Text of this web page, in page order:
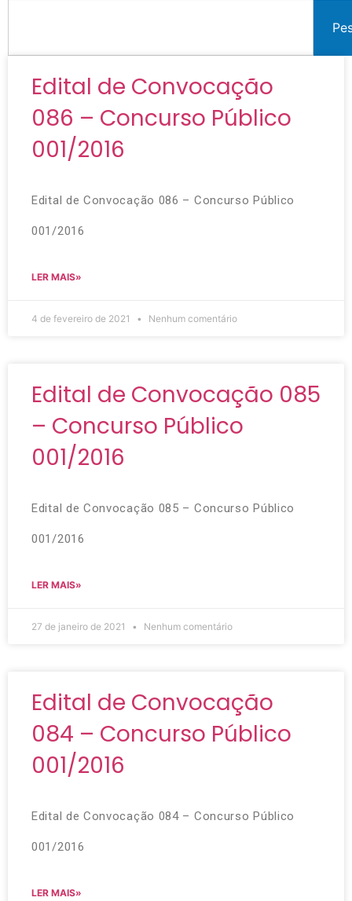
Edital de Convocação
086 – Concurso Público
001/2016
Edital de Convocação 086 – Concurso Público
001/2016
LER MAIS»
4 de fevereiro de 2021 Nenhum comentário
Edital de Convocação 085
– Concurso Público
001/2016
Edital de Convocação 085 – Concurso Público
001/2016
LER MAIS»
27 de janeiro de 2021 Nenhum comentário
Edital de Convocação
084 – Concurso Público
001/2016
Edital de Convocação 084 – Concurso Público
001/2016
LER MAIS»